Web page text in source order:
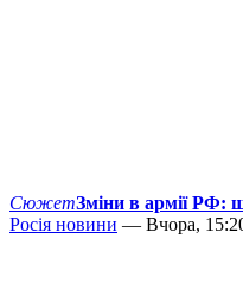
СюжетЗміни в армії РФ:
Росія новини — Вчора,